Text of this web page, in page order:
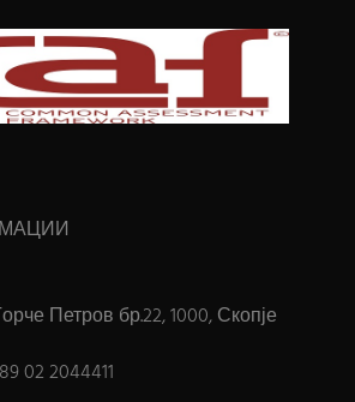
Петров бр.22, 1000, Скопје
02 2044411